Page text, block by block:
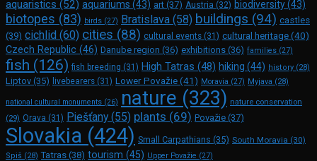
aquaristics (52) aquariums (43) art (37) Austria (32) biodiversity(43)
biotopes (83) birds (27) Bratislava (58) buildings (94) castles
(39) cichlid (60) cities (88) cultural events (31) cultural heritage (40)
Czech Republic (46) Danube region (36) exhibitions (36) families (27)
fish (126) fish breeding (31) High Tatras (48) hiking (44) history (28)
Liptov (35) livebearers (31) Lower Považie(41) Moravia (27) Myjava (28)
national cultural monuments (26) nature (323) nature conservation
(29) Orava (31) Piešťany (55) plants (69) Považie (37)
Slovakia (424) Small Carpathians (35) South Moravia (30)
Spiš (28) Tatras (38) tourism (45) Upper Považie (27)